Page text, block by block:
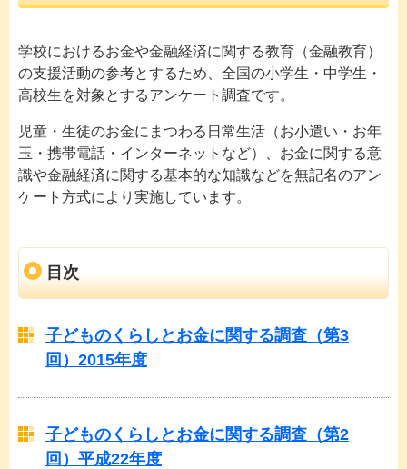
学校におけるお金や金融経済に関する教育（金融教育）
の支援活動の参考とするため、全国の小学生・中学生・
高校生を対象とするアンケート調査です。
児童・生徒のお金にまつわる日常生活（お小遣い・お年
玉・携帯電話・インターネットなど）、お金に関する意
識や金融経済に関する基本的な知識などを無記名のアン
ケート方式により実施しています。
目次
子どものくらしとお金に関する調査（第3
回）2015年度
子どものくらしとお金に関する調査（第2
回）平成22年度